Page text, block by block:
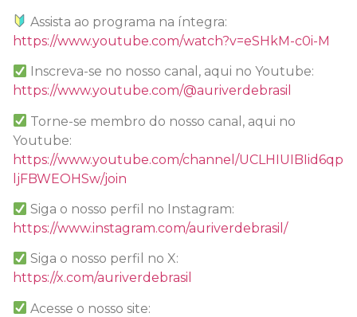
Assista ao programa na íntegra:
https://www.youtube.com/watch?v=eSHkM-c0i-M
Inscreva-se no nosso canal, aqui no Youtube:
https://www.youtube.com/@auriverdebrasil
Torne-se membro do nosso canal, aqui no
Youtube:
https://www.youtube.com/channel/UCLHIUIBIid6qp
ljFBWEOHSw/join
Siga o nosso perfil no Instagram:
https://www.instagram.com/auriverdebrasil/
Siga o nosso perfil no X:
https://x.com/auriverdebrasil
Acesse o nosso site: